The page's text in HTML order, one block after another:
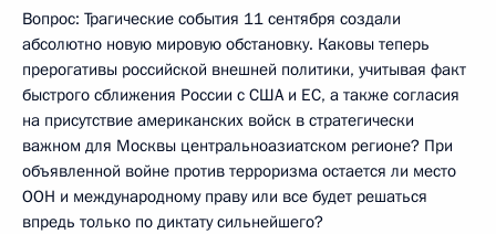
Вопрос: Трагические события 11 сентября создали
абсолютно новую мировую обстановку. Каковы теперь
прерогативы российской внешней политики, учитывая факт
быстрого сближения России с США и ЕС, а также согласия
на присутствие американских войск в стратегически
важном для Москвы центральноазиатском регионе? При
объявленной войне против терроризма остается ли место
ООН и международному праву или все будет решаться
впредь только по диктату сильнейшего?